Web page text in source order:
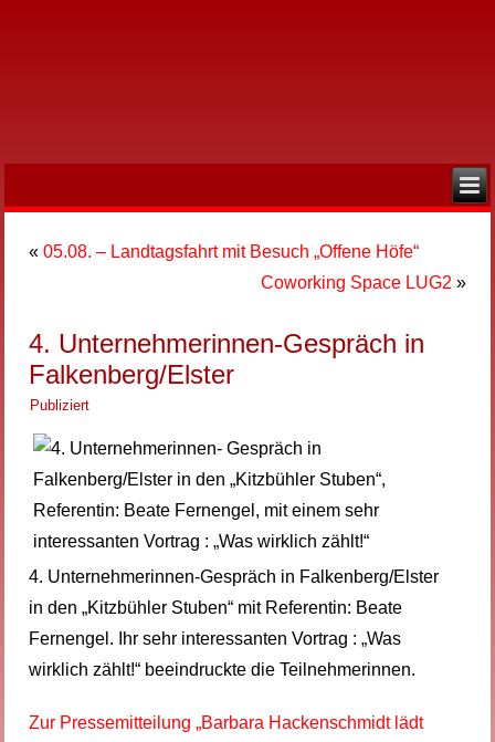
«05.08. – Landtagsfahrt mit Besuch „Offene Höfe“
Coworking Space LUG2 »
4. Unternehmerinnen-Gespräch in
Falkenberg/Elster
Publiziert
4. Unternehmerinnen-Gespräch in Falkenberg/Elster
in den „Kitzbühler Stuben“ mit Referentin: Beate
Fernengel. Ihr sehr interessanten Vortrag : „Was
wirklich zählt!“ beeindruckte die Teilnehmerinnen.
Zur Pressemitteilung „Barbara Hackenschmidt lädt